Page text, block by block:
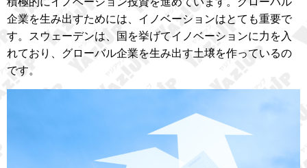
企業を生み出すためには、イノベーションはとても重要で
す。スウェーデンは、国を挙げてイノベーションに力を入
れており、グローバル企業を生み出す土壌を作っているの
です。